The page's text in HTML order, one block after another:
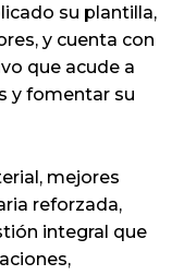
su plantilla,
y cuenta con
que acude a
y fomentar su
mejores
reforzada,
integral que